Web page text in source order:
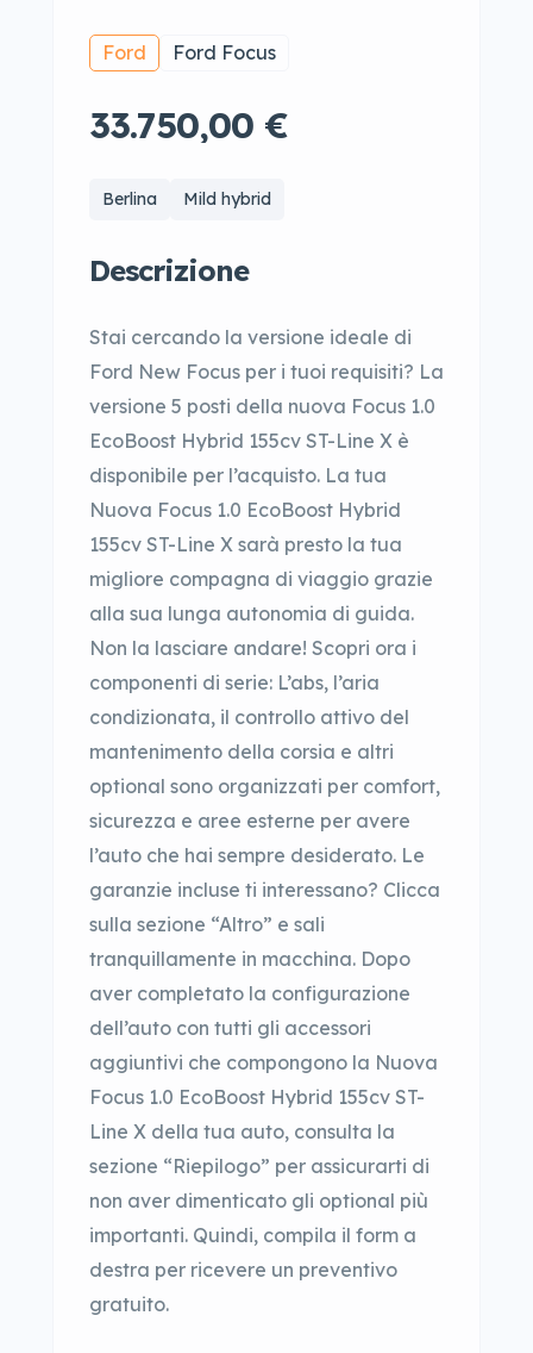
Ford Ford Focus
33.750,00 €
Berlina Mild hybrid
Descrizione
Stai cercando la versione ideale di
Ford New Focus per i tuoi requisiti? La
versione 5 posti della nuova Focus 1.0
EcoBoost Hybrid 155cv ST-Line X è
disponibile per l’acquisto. La tua
Nuova Focus 1.0 EcoBoost Hybrid
155cv ST-Line X sarà presto la tua
migliore compagna di viaggio grazie
alla sua lunga autonomia di guida.
Non la lasciare andare! Scopri ora i
componenti di serie: L’abs, l’aria
condizionata, il controllo attivo del
mantenimento della corsia e altri
optional sono organizzati per comfort,
sicurezza e aree esterne per avere
l’auto che hai sempre desiderato. Le
garanzie incluse ti interessano? Clicca
sulla sezione “Altro” e sali
tranquillamente in macchina. Dopo
aver completato la configurazione
dell’auto con tutti gli accessori
aggiuntivi che compongono la Nuova
Focus 1.0 EcoBoost Hybrid 155cv ST-
Line X della tua auto, consulta la
sezione “Riepilogo” per assicurarti di
non aver dimenticato gli optional più
importanti. Quindi, compila il form a
destra per ricevere un preventivo
gratuito.